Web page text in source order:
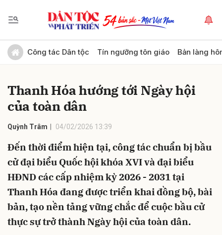
Công tác Dân tộc Tín ngưỡng tôn giáo Bản làng
Thanh Hóa hướng tới Ngày hội
của toàn dân
Quỳnh Trâm 04/02/2026 13:39
Đến thời điểm hiện tại, công tác chuẩn bị bầu
cử đại biểu Quốc hội khóa XVI và đại biểu
HĐND các cấp nhiệm kỳ 2026 - 2031 tại
Thanh Hóa đang được triển khai đồng bộ, bài
bản, tạo nền tảng vững chắc để cuộc bầu cử
thực sự trở thành Ngày hội của toàn dân.
Gửi bình luận
Hủy Gửi